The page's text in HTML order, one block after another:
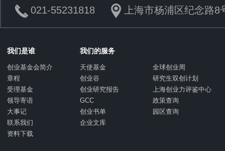
021-55231818 上海市杨浦区纪念路
我们是谁
创业基金会简介
章程
受理基金
领导寄语
大事记
联系我们
资料下载
我们的服务
天使基金
全球创业周
创业谷
研究生双创计划
创业研究报告
上海创业力评鉴中心
GCC
政策查询
创业书单
园区查询
企业文库